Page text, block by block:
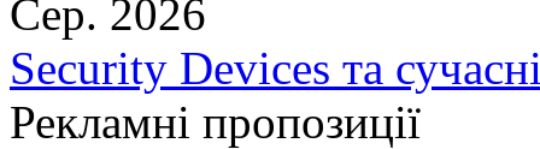
Сер. 2026
Security Devices та
Рекламні пропозиції